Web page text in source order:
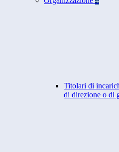
Titolari di
di direzione o di